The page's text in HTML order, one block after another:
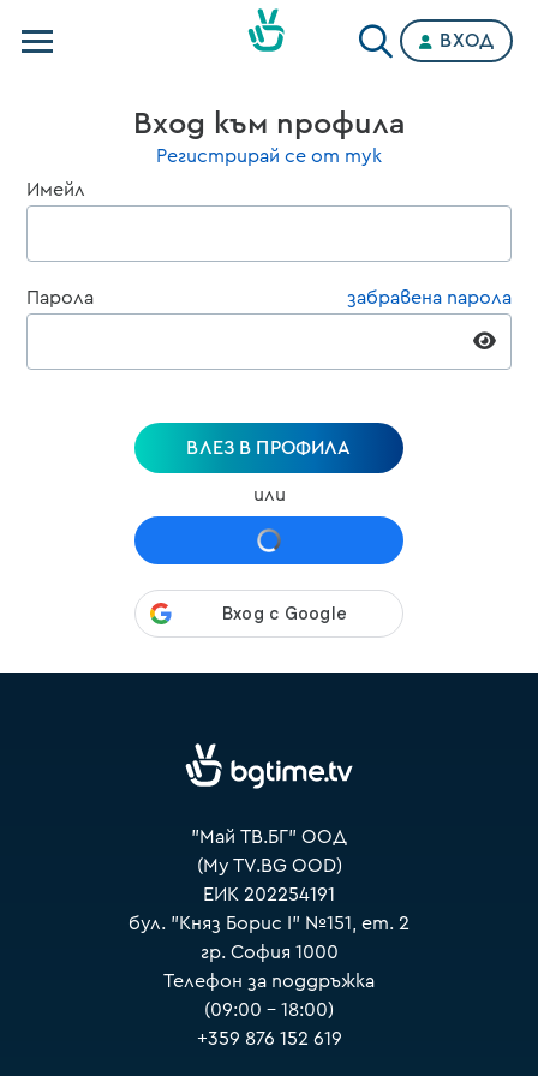
Категории
ВХОД
Вход към профила
Регистрирай се от тук
Имейл
Парола забравена парола
ВЛЕЗ В ПРОФИЛА
или
"Май ТВ.БГ" ООД
(My TV.BG OOD)
ЕИК 202254191
бул. "Княз Борис I" №151, ет. 2
гр. София 1000
Телефон за поддръжка
(09:00 – 18:00)
+359 876 152 619